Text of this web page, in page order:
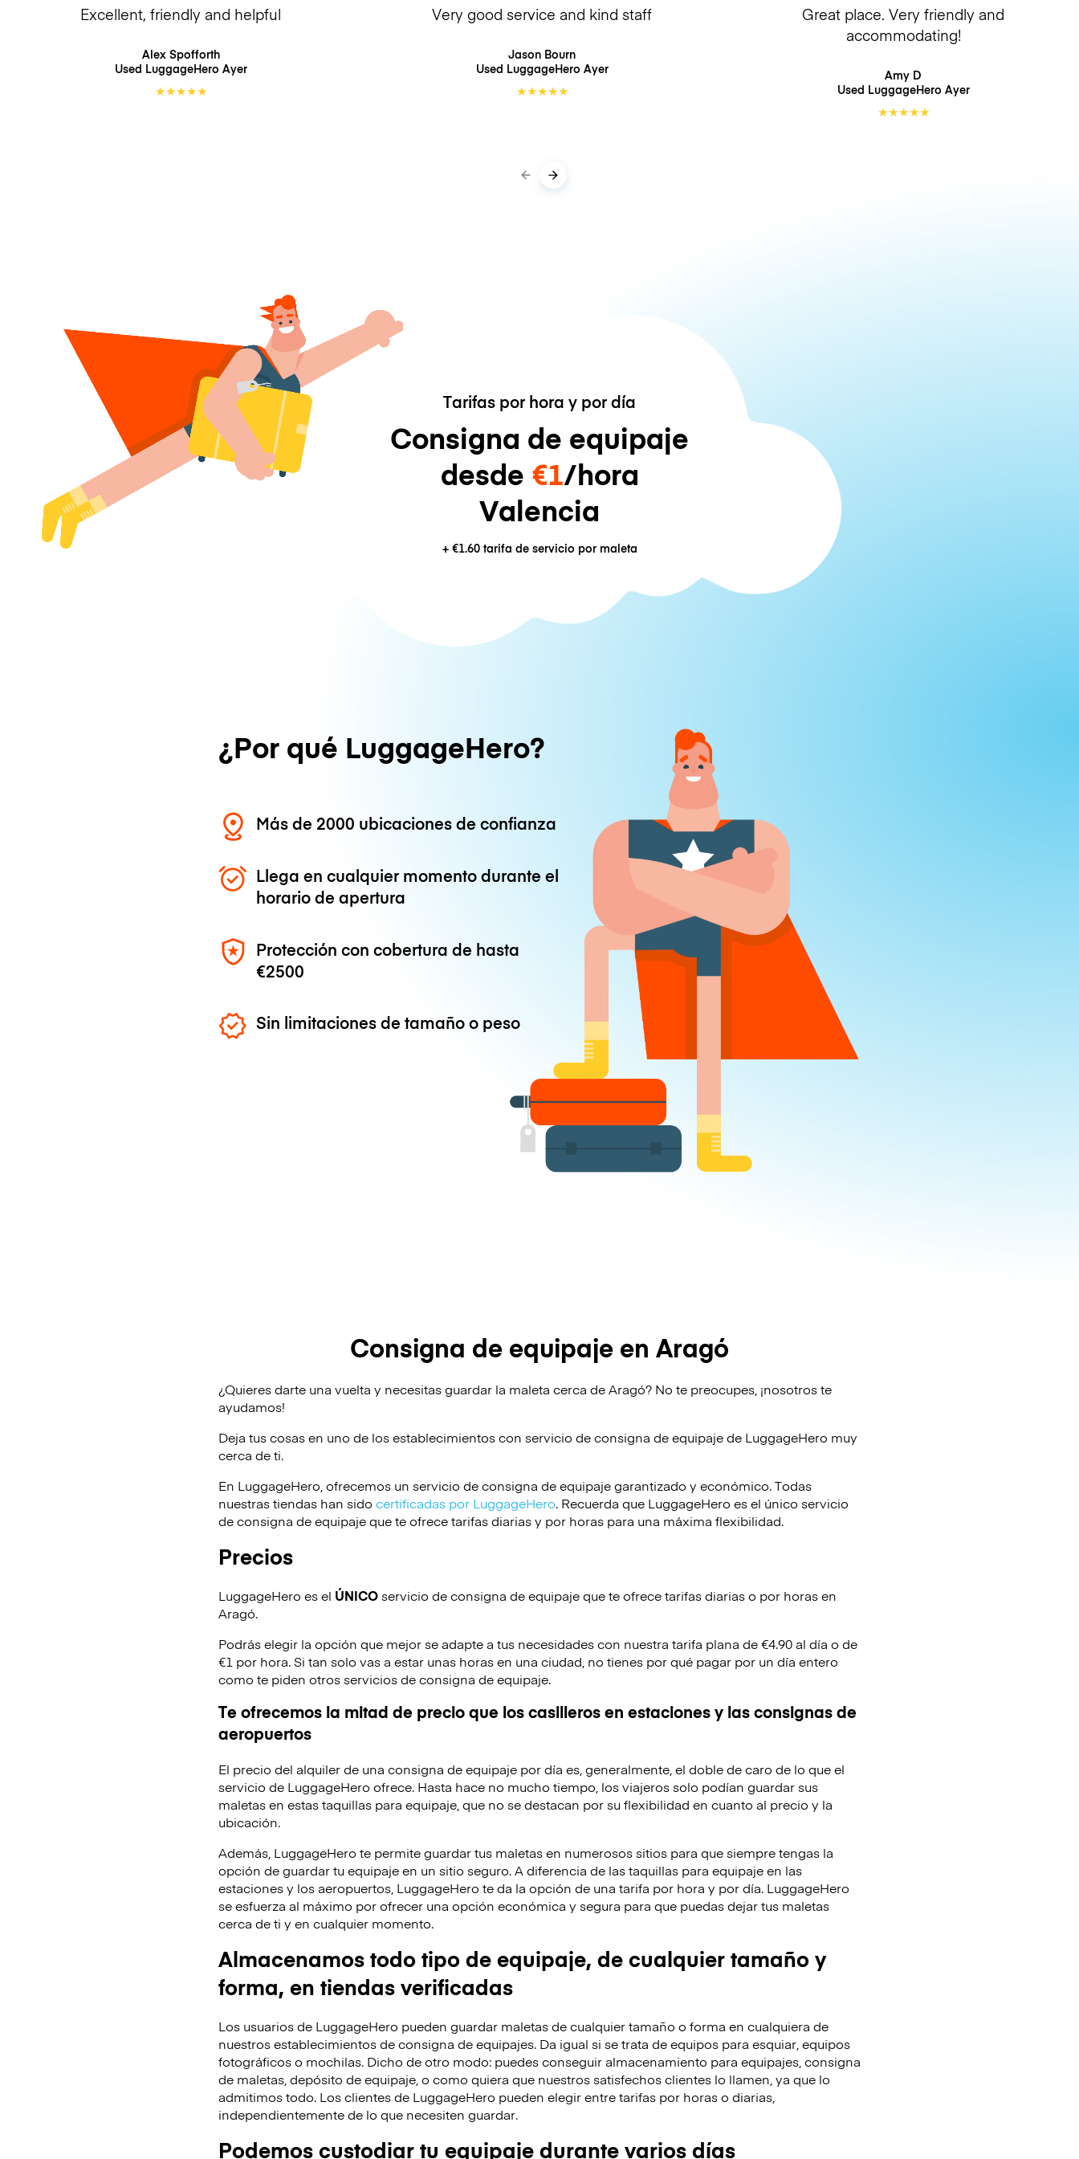
Excellent, friendly and helpful
Alex Spofforth
Used LuggageHero Ayer
★★★★★
Very good service and kind staff
Jason Bourn
Used LuggageHero Ayer
★★★★★
Great place. Very friendly and
accommodating!
Amy D
Used LuggageHero Ayer
★★★★★
Tarifas por hora y por día
Consigna de equipaje
desde €1/hora
Valencia
+ €1.60tarifa de servicio por maleta
¿Por qué LuggageHero?
Más de 2000 ubicaciones de confianza
Llega en cualquier momento durante el
horario de apertura
Protección con cobertura de hasta
€2500
Sin limitaciones de tamaño o peso
Consigna de equipaje en Aragó
¿Quieres darte una vuelta y necesitas guardar la maleta cerca de Aragó? No te preocupes, ¡nosotros te
ayudamos!
Deja tus cosas en uno de los establecimientos con servicio de consigna de equipaje de LuggageHero muy
cerca de ti.
En LuggageHero, ofrecemos un servicio de consigna de equipaje garantizado y económico. Todas
nuestras tiendas han sido certificadas por LuggageHero. Recuerda que LuggageHero es el único servicio
de consigna de equipaje que te ofrece tarifas diarias y por horas para una máxima flexibilidad.
Precios
LuggageHero es el ÚNICOservicio de consigna de equipaje que te ofrece tarifas diarias o por horas en
Aragó.
Podrás elegir la opción que mejor se adapte a tus necesidades con nuestra tarifa plana de €4.90 al día o de
€1 por hora. Si tan solo vas a estar unas horas en una ciudad, no tienes por qué pagar por un día entero
como te piden otros servicios de consigna de equipaje.
Te ofrecemos la mitad de precio que los casilleros en estaciones y las consignas de
aeropuertos
El precio del alquiler de una consigna de equipaje por día es, generalmente, el doble de caro de lo que el
servicio de LuggageHero ofrece. Hasta hace no mucho tiempo, los viajeros solo podían guardar sus
maletas en estas taquillas para equipaje, que no se destacan por su flexibilidad en cuanto al precio y la
ubicación.
Además, LuggageHero te permite guardar tus maletas en numerosos sitios para que siempre tengas la
opción de guardar tu equipaje en un sitio seguro. A diferencia de las taquillas para equipaje en las
estaciones y los aeropuertos, LuggageHero te da la opción de una tarifa por hora y por día. LuggageHero
se esfuerza al máximo por ofrecer una opción económica y segura para que puedas dejar tus maletas
cerca de ti y en cualquier momento.
Almacenamos todo tipo de equipaje, de cualquier tamaño y
forma, en tiendas verificadas
Los usuarios de LuggageHero pueden guardar maletas de cualquier tamaño o forma en cualquiera de
nuestros establecimientos de consigna de equipajes. Da igual si se trata de equipos para esquiar, equipos
fotográficos o mochilas. Dicho de otro modo: puedes conseguir almacenamiento para equipajes, consigna
de maletas, depósito de equipaje, o como quiera que nuestros satisfechos clientes lo llamen, ya que lo
admitimos todo. Los clientes de LuggageHero pueden elegir entre tarifas por horas o diarias,
independientemente de lo que necesiten guardar.
Podemos custodiar tu equipaje durante varios días